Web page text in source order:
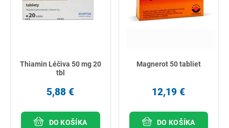
Thiamin Léčiva 50 mg 20
tbl
5,88 €
DO KOŠÍKA
Magnerot 50 tabliet
12,19 €
DO KOŠÍKA